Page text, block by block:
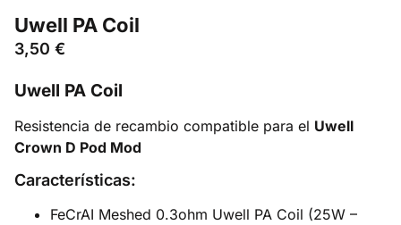
Uwell PA Coil
3,50 €
Uwell PA Coil
Resistencia de recambio compatible para el Uwell
Crown D Pod Mod
Características:
FeCrAI Meshed 0.3ohm Uwell PA Coil (25W –